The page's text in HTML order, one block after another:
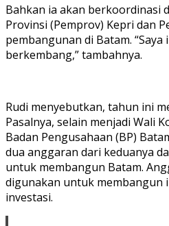
Bahkan ia akan berkoordinasi
Provinsi (Pemprov) Kepri dan
pembangunan di Batam.
berkembang,” tambahnya.
Rudi menyebutkan, tahun ini
Pasalnya, selain menjadi Wali
Badan Pengusahaan (BP)
dua anggaran dari keduanya
untuk membangun Batam.
digunakan untuk
investasi.